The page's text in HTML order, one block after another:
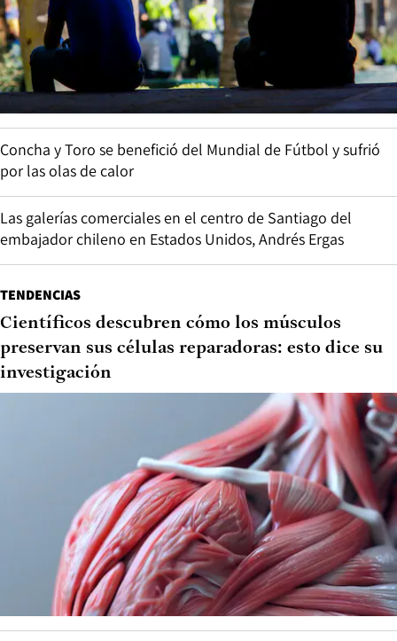
Concha y Toro se benefició del Mundial de Fútbol y sufrió
por las olas de calor
Las galerías comerciales en el centro de Santiago del
embajador chileno en Estados Unidos, Andrés Ergas
TENDENCIAS
Científicos descubren cómo los músculos
preservan sus células reparadoras: esto dice su
investigación